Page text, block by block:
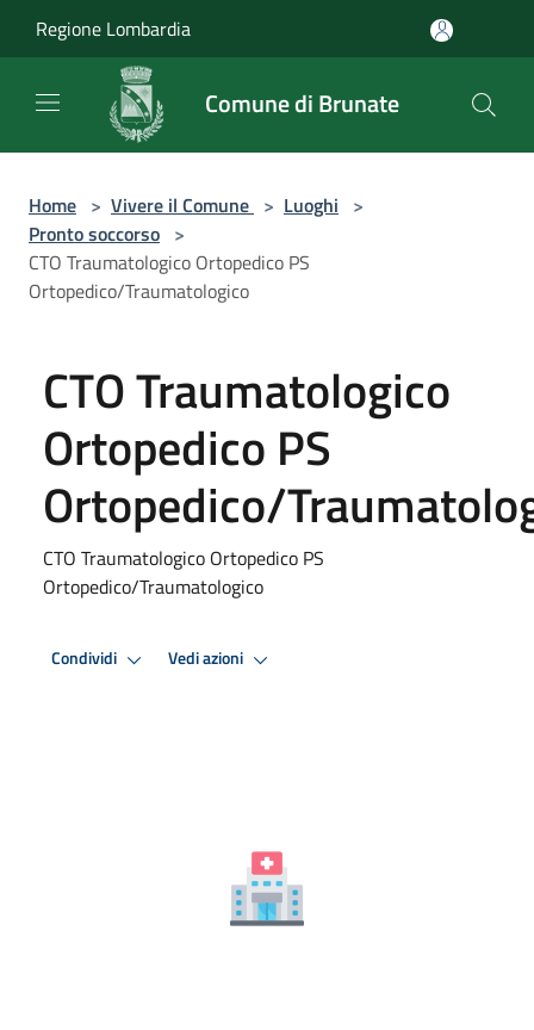
Regione Lombardia
Comune di Brunate
Home > Vivere il Comune > Luoghi >
Pronto soccorso >
CTO Traumatologico Ortopedico PS
Ortopedico/Traumatologico
CTO Traumatologico
Ortopedico PS
Ortopedico/
CTO Traumatologico Ortopedico PS
Ortopedico/Traumatologico
Condividi Vedi azioni